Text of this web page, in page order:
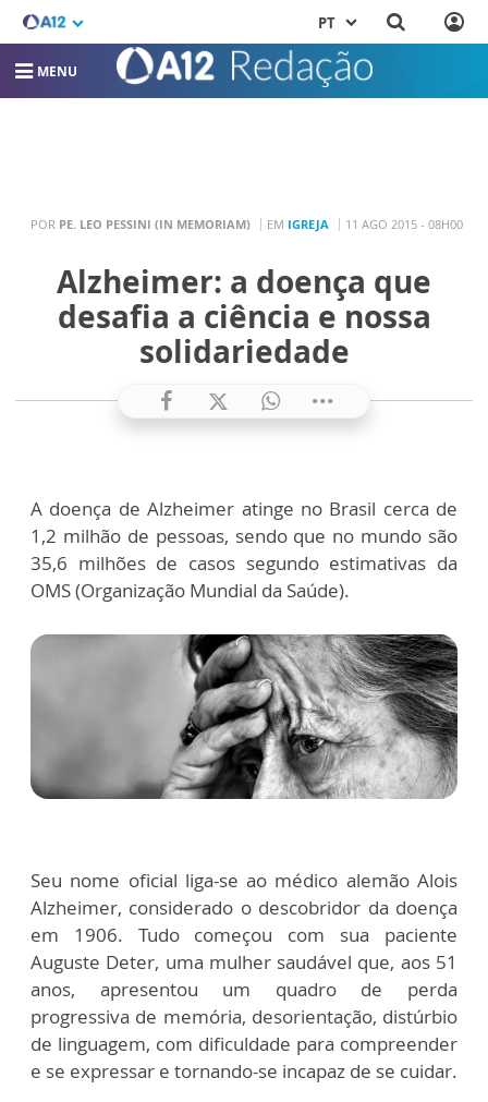
PT
MENU
POR PE. LEO PESSINI (IN MEMORIAM) EM IGREJA 11 AGO 2015 - 08H00
Alzheimer: a doença que
desafia a ciência e nossa
solidariedade
A doença de Alzheimer atinge no Brasil cerca de
1,2 milhão de pessoas, sendo que no mundo são
35,6 milhões de casos segundo estimativas da
OMS (Organização Mundial da Saúde).
Seu nome oficial liga-se ao médico alemão Alois
Alzheimer, considerado o descobridor da doença
em 1906. Tudo começou com sua paciente
Auguste Deter, uma mulher saudável que, aos 51
anos, apresentou um quadro de perda
progressiva de memória, desorientação, distúrbio
de linguagem, com dificuldade para compreender
e se expressar e tornando-se incapaz de se cuidar.